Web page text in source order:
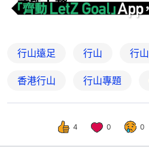
行山遠足 行山 行
香港行山 行山專題
4 0 0